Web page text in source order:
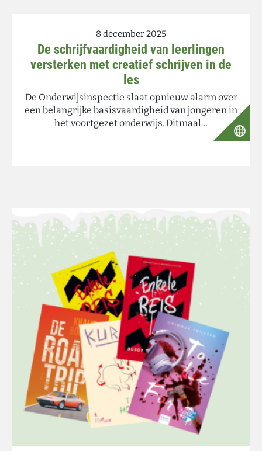
8 december 2025
De schrijfvaardigheid van leerlingen
versterken met creatief schrijven in de
les
De Onderwijsinspectie slaat opnieuw alarm over
een belangrijke basisvaardigheid van jongeren in
het voortgezet onderwijs. Ditmaal…